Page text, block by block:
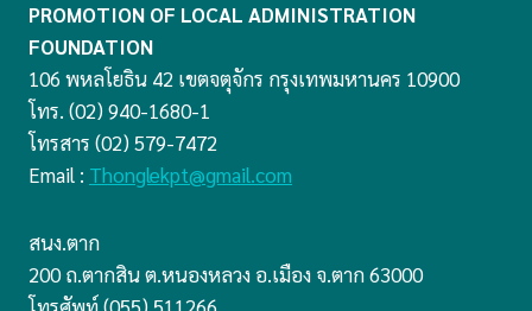
PROMOTION OF LOCAL ADMINISTRATION
FOUNDATION
106 พหลโยธิน 42 เขตจตุจักร กรุงเทพมหานคร 10900
โทร. (02) 940-1680-1
โทรสาร (02) 579-7472
Email : Thonglekpt@gmail.com
สนง.ตาก
200 ถ.ตากสิน ต.หนองหลวง อ.เมือง จ.ตาก 63000